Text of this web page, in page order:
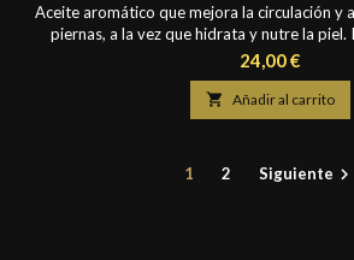
Aceite aromático que mejora la circulación y
piernas, a la vez que hidrata y nutre la piel.
Vegetal de: Almendras Dulces, Aguacate y
Esenciales de: Ciprés, Romero, Menta,
Empleo: Empezar masajeando los talones,
ascendente desde los...
Precio
24,00 €
 Añadir al carrito
1 2 Siguiente 